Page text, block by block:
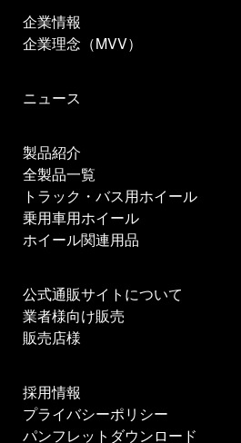
企業情報
企業理念（MVV）
ニュース
製品紹介
全製品一覧
トラック・バス用ホイール
乗用車用ホイール
ホイール関連用品
公式通販サイトについて
業者様向け販売
販売店様
採用情報
プライバシーポリシー
パンフレットダウンロード